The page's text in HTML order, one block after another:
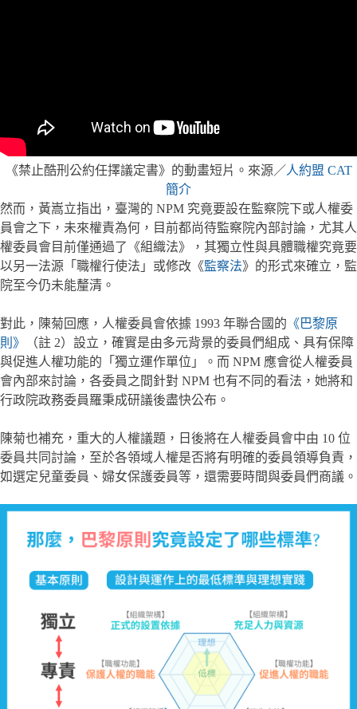
《禁止酷刑公約任擇議定書》的動畫短片。來源／人約盟 CAT
簡介
然而，黃嵩立指出，臺灣的 NPM 究竟要設在監察院下或人權委
員會之下，未來權責為何，目前都尚待監察院內部討論，尤其人
權委員會目前僅通過了《組織法》，其獨立性與具體職權究竟要
以另一法源「職權行使法」或修改《監察法》的形式來確立，監
院至今仍未能釐清。
對此，陳菊回應，人權委員會依據 1993 年聯合國的 《巴黎原
則》
（註 2）設立，確實是由多元背景的委員們組成、具有保障
與促進人權功能的「獨立運作單位」。而 NPM 應會從人權委員
會內部來討論，各委員之間針對 NPM 也有不同的看法，她將和
行政院政務委員羅秉成研議後盡快公布。
陳菊也補充，重大的人權議題，日後將在人權委員會中由 10 位
委員共同討論，至於各領域人權是否將有明確的委員領導負責，
如選定兒童委員、婦女保護委員等，還需要時間與委員們商議。